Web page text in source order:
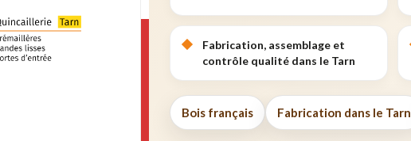
Fabrication, assemblage et
contrôle qualité dans le Tarn
Bois français Fabrication dans le Tarn